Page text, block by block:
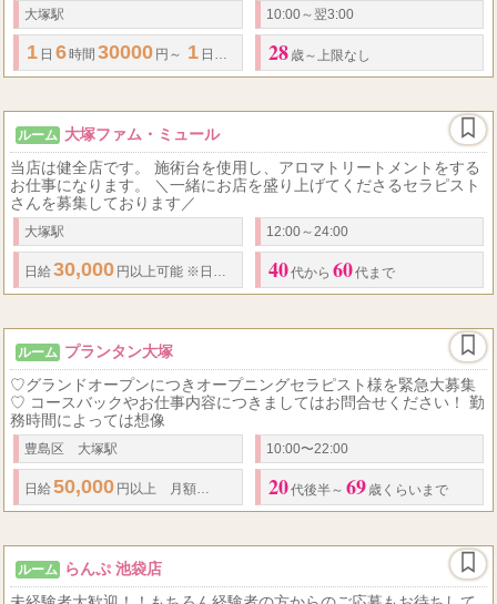
大塚駅 10:00～翌3:00
1 日 6 時間 30000 円～ 1 日 8 45000 円～
28 歳～上限なし
ルーム 大塚ファム・ミュール
当店は健全店です。 施術台を使用し、アロマトリートメントをする
お仕事になります。 ＼一緒にお店を盛り上げてくださるセラピスト
さんを募集しております／
大塚駅 12:00～24:00
日給 30,000 円以上可能 ※日払い制 ・指名料、オプション代全額バック
40代から 60代まで
ルーム プランタン大塚
♡グランドオープンにつきオープニングセラピスト様を緊急大募集
♡ コースバックやお仕事内容につきましてはお問合せください！ 勤
務時間によっては想像
豊島区 大塚駅 10:00〜22:00
日給 50,000 円以上 月額50 100万円以上◆ 全額日払い◆罰金ノルマ
20代後半～ 69 歳くらいまで
ルーム らんぷ 池袋店